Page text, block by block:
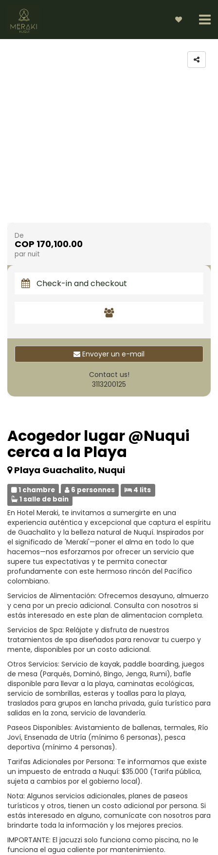
Acogedor lugar @Nuqui
cerca a la Playa
Playa Guachalito, Nuqui
1 chambre 6 personnes
4 lits
1 salle de bain
En Hotel Meraki, te invitamos a sumergirte en una
experiencia auténtica y excepcional que captura el espíritu
de Guachalito y la belleza natural de Nuquí. Inspirados por
el significado de 'Meraki'—poner el alma en todo lo que
hacemos—nos esforzamos por ofrecer un servicio que
supere tus expectativas y te permita conectar
profundamente con este hermoso rincón del Pacífico
colombiano.
Servicios de Alimentación: Ofrecemos desayuno, almuerzo
y cena por un precio adicional. Consulta con nosotros si
estás interesado en este plan de alimentacion completa.
Servicios de Spa: Relájate y disfruta de nuestros
tratamientos de spa diseñados para renovar tu cuerpo y
mente, disponibles por un costo adicional.
Otros Servicios: Servicio de kayak, paddle boarding, juegos
de mesa (Parqués, Dominó, Bingo, Jenga, Rumi), bafle
disponible para llevar a la playa, caminatas ecológicas,
servicio de sombrillas, esteras y toallas para la playa,
traslados para grupos en lancha privada, guía turístico para
salidas en la zona, servicio de lavandería.
Paseos Disponibles: Avistamiento de ballenas, termales, Río
Joví, Ensenada de Utría (mínimo 6 personas), pesca
deportiva (mínimo 4 personas).
Tarifas Adicionales por Persona: Te informamos que existe
un impuesto de entrada a Nuquí: $35.000 (Tarifa pública,
sujeta a cambios por el gobierno local).
Nota: Algunos servicios adicionales, planes de paseos
turísticos y otros, tienen un costo adicional por persona. Si
estás interesado en alguno, comunícate con nosotros para
brindarte toda la información y los mejores precios.
IMPORTANTE: El jacuzzi solo funciona como piscina, no le
funciona el agua caliente por mantenimiento.
De
COP 170,100.00
par nuit
Envoyer un e-mail
Contact us!
3113200125